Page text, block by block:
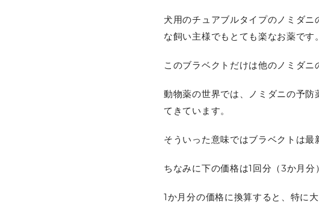
犬用のチュアブルタイプのノミダ
な飼い主様でもとても楽なお薬です。
このブラベクトだけは他のノミダニ
動物薬の世界では、ノミダニの予
てきています。
そういった意味ではブラベクトは最
ちなみに下の価格は1回分（3か月分
1か月分の価格に換算すると、特に